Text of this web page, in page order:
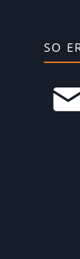
SO